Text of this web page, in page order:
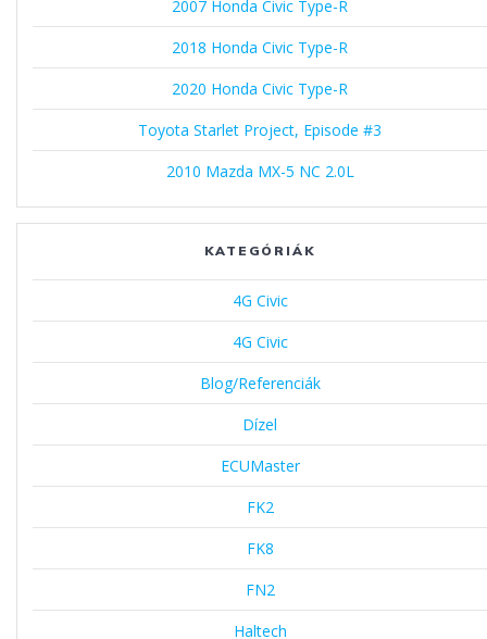
2007 Honda Civic Type-R
2018 Honda Civic Type-R
2020 Honda Civic Type-R
Toyota Starlet Project, Episode #3
2010 Mazda MX-5 NC 2.0L
KATEGÓRIÁK
4G Civic
4G Civic
Blog/Referenciák
Dízel
ECUMaster
FK2
FK8
FN2
Haltech